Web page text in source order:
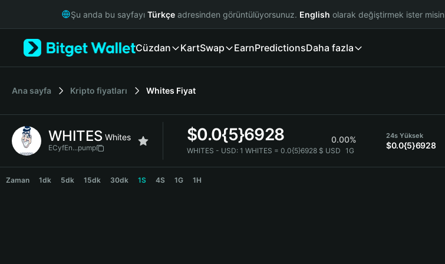
Русский
Italiano
简体中文
繁體中文
Bahasa Indonesia
Şu anda bu sayfayı Türkçe adresinden görüntülüyorsunuz. English olarak değiştirmek ister
Cüzdan KartSwap EarnPredictionsDaha fazla
Ana sayfa Kripto fiyatları Whites Fiyat
WHITES Whites
ECyfEn...pump
$0.0{5}6928 0.00%
WHITES - USD: 1 WHITES = 0.0{5}6928 $ USD 1G
24s Yüksek
$0.0{5}6928
Zaman 1dk 5dk 15dk 30dk 1S 4S 1G 1H